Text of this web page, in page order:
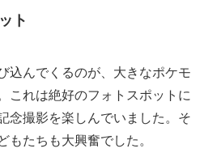
ト
込んでくるのが、大きなポケモ
これは絶好のフォトスポットに
念撮影を楽しんでいました。そ
もたちも大興奮でした。